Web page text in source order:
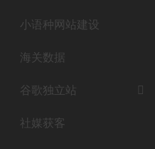
小语种网站建设
海关数据
谷歌独立站 
社媒获客